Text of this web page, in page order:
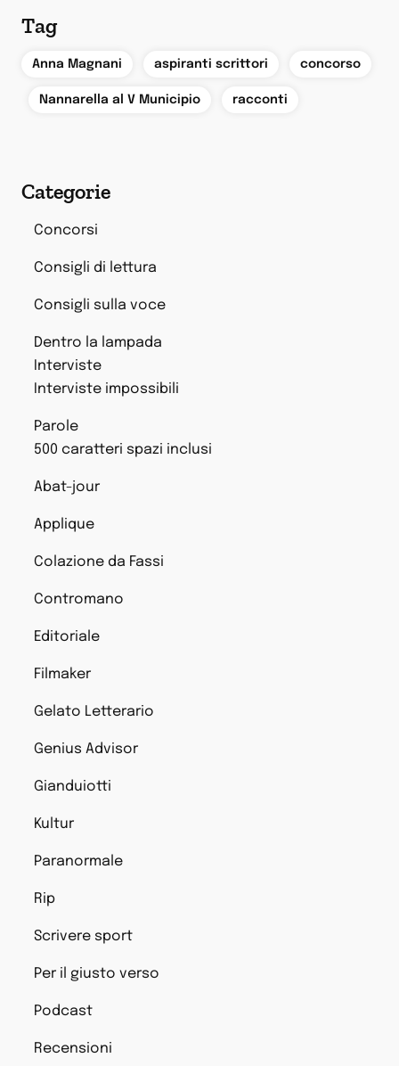
Tag
Anna Magnani aspiranti scrittori concorso
Nannarella al V Municipio racconti
Categorie
Concorsi
Consigli di lettura
Consigli sulla voce
Dentro la lampada
Interviste
Interviste impossibili
Parole
500 caratteri spazi inclusi
Abat-jour
Applique
Colazione da Fassi
Contromano
Editoriale
Filmaker
Gelato Letterario
Genius Advisor
Gianduiotti
Kultur
Paranormale
Rip
Scrivere sport
Per il giusto verso
Podcast
Recensioni